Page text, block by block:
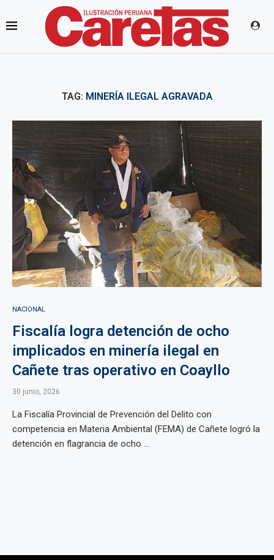
TAG: MINERÍA ILEGAL AGRAVADA
NACIONAL
Fiscalía logra detención de ocho
implicados en minería ilegal en
Cañete tras operativo en Coayllo
30 junio, 2026
La Fiscalía Provincial de Prevención del Delito con
competencia en Materia Ambiental (FEMA) de Cañete logró la
detención en flagrancia de ocho ...